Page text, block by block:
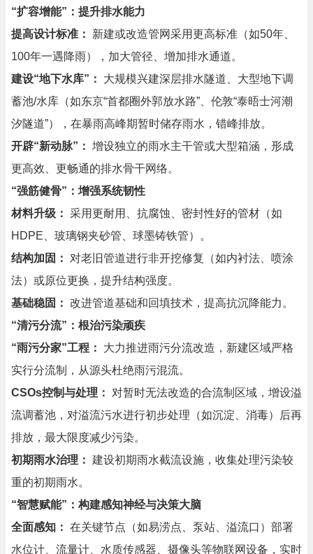
“扩容增能”：提升排水能力
提高设计标准：
新建或改造管网采用更高标准（如50年、
100年一遇降雨），加大管径、增加排水通道。
建设“地下水库”：
大规模兴建深层排水隧道、大型地下调
蓄池/水库（如东京“首都圈外郭放水路”、伦敦“泰晤士河潮
汐隧道”），在暴雨高峰期暂时储存雨水，错峰排放。
开辟“新动脉”： 增设独立的雨水主干管或大型箱涵，形成
更高效、更畅通的排水骨干网络。
“强筋健骨”：增强系统韧性
材料升级： 采用更耐用、抗腐蚀、密封性好的管材（如
HDPE、玻璃钢夹砂管、球墨铸铁管）。
结构加固：
对老旧管道进行非开挖修复（如内衬法、喷涂
法）或原位更换，提升结构强度。
基础稳固： 改进管道基础和回填技术，提高抗沉降能力。
“清污分流”：根治污染顽疾
“雨污分家”工程：
大力推进雨污分流改造，新建区域严格
实行分流制，从源头杜绝雨污混流。
CSOs控制与处理：
对暂时无法改造的合流制区域，增设溢
流调蓄池，对溢流污水进行初步处理（如沉淀、消毒）后再
排放，最大限度减少污染。
初期雨水治理： 建设初期雨水截流设施，收集处理污染较
重的初期雨水。
“智慧赋能”：构建感知神经与决策大脑
全面感知： 在关键节点（如易涝点、泵站、溢流口）部署
水位计、流量计、水质传感器、摄像头等物联网设备，实时